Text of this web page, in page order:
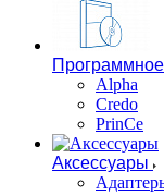
Alpha
Credo
PrinCe
Аксессуары